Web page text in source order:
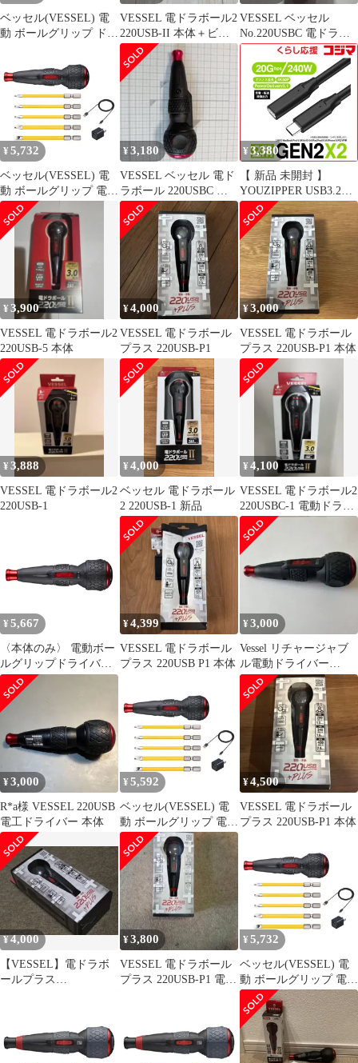
ベッセル(VESSEL) 電
動 ボールグリップ ドラ
替モード ビット1本付
電ドラボールプラス
220USB-P1 1
VESSEL 電ドラボール2
220USB-II 本体＋ビッ
ト
VESSEL ベッセル
No.220USBC 電ドラボ
ールⅡ 本体のみ
¥ 5,732
ベッセル(VESSEL) 電
動 ボールグリップ 電ド
ラボールII ドライバー
ビット5本付 USBタイ
プCで充電 最大出力ト
ルク3N・m 220USBC-5
¥3,180
VESSEL ベッセル 電ド
ラボール 220USBC 本
体
¥3,380
【 新品 未開封 】
YOUZIPPER USB3.2
Gen2x2 Type-C ケーブ
ル 延長用ケーブル 2m
［映像 /充電 /転送
/20Gbps/240W/Power
Delivery 3.1］］ ブラッ
ク GEN2X2-2X 未使用
送料無料
¥3,900
VESSEL 電ドラボール2
220USB-5 本体
¥4,000
VESSEL 電ドラボール
プラス 220USB-P1
¥3,000
VESSEL 電ドラボール
プラス 220USB-P1 本体
¥3,888
VESSEL 電ドラボール2
220USB-1
¥4,000
ベッセル 電ドラボール
2 220USB-1 新品
¥4,100
VESSEL 電ドラボール2
220USBC-1 電動ドライ
バー
¥ 5,667
〈本体のみ〉 電動ボー
ルグリップドライバー
電ドラボールⅡ USBタ
イプCで充電 ベッセル
(VESSEL) 最大出力ト
ルク3N・m 220USBC
¥4,399
VESSEL 電ドラボール
プラス 220USB P1 本体
¥3,000
Vessel リチャージャブ
ル電動ドライバー
220USB-C-1
¥3,000
R*a様 VESSEL 220USB
電工ドライバー 本体
¥ 5,592
ベッセル(VESSEL) 電
動 ボールグリップ 電ド
ラボールII ドライバー
ビット5本付 USBタイ
プCで充電 最大出力ト
ルク3N・m 220USBC-5
¥4,500
VESSEL 電ドラボール
プラス 220USB-P1 本体
¥4,000
【VESSEL】電ドラボ
ールプラス
¥3,800
VESSEL 電ドラボール
プラス 220USB-P1 電動
¥ 5,732
ベッセル(VESSEL) 電
動 ボールグリップ 電ド
ラボールII ドライバー
ビット5本付 USBタイ
プCで充電 最大出力ト
ルク3N・m 220USBC-5
1